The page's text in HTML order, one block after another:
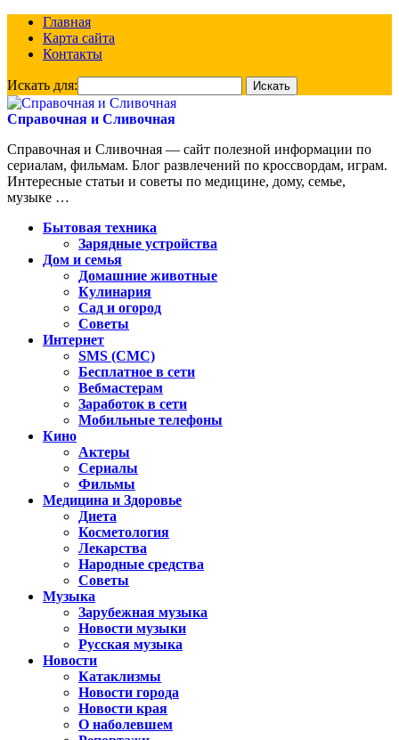
Главная
Карта сайта
Контакты
Искать для:
Справочная и Сливочная
Справочная и Сливочная — сайт полезной информации по
сериалам, фильмам. Блог развлечений по кроссвордам, играм.
Интересные статьи и советы по медицине, дому, семье,
музыке …
Бытовая техника
Зарядные устройства
Дом и семья
Домашние животные
Кулинария
Сад и огород
Советы
Интернет
SMS (СМС)
Бесплатное в сети
Вебмастерам
Заработок в сети
Мобильные телефоны
Кино
Актеры
Сериалы
Фильмы
Медицина и Здоровье
Диета
Косметология
Лекарства
Народные средства
Советы
Музыка
Зарубежная музыка
Новости музыки
Русская музыка
Новости
Катаклизмы
Новости города
Новости края
О наболевшем